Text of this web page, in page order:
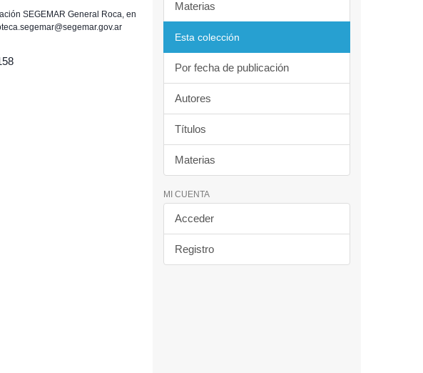
SEGEMAR General Roca, en
Materias
Esta colección
Por fecha de publicación
Autores
Títulos
Materias
MI CUENTA
Acceder
Registro